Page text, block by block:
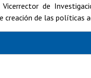
de
de las políticas